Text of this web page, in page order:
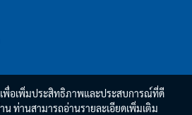
เพื่อเพิ่มประสิทธิภาพและประสบการณ์ที่ดี
น ท่านสามารถอ่านรายละเอียดเพิ่มเติม